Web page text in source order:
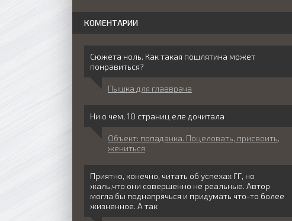
КОМЕНТАРИИ
Сюжета ноль. Как такая пошлятина может
понравиться?
Пышка для главврача
Ни о чем, 10 страниц еле дочитала
Объект: попаданка. Поцеловать, присвоить,
жениться
Приятно, конечно, читать об успехах ГГ, но
жаль,что они совершенно не реальные. Автор
могла бы поднапрячься и придумать что-то более
жизненное. А так